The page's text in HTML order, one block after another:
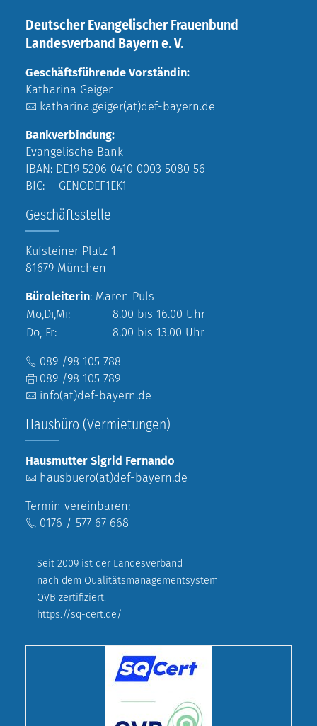
Deutscher Evangelischer Frauenbund
Landesverband Bayern e. V.
Geschäftsführende Vorständin:
Katharina Geiger
katharina.geiger(at)def-bayern.de
Bankverbindung:
Evangelische Bank
IBAN: DE19 5206 0410 0003 5080 56
BIC: GENODEF1EK1
Geschäftsstelle
Kufsteiner Platz 1
81679 München
Büroleiterin: Maren Puls
Mo,Di,Mi:
8.00 bis 16.00 Uhr
Do, Fr:
8.00 bis 13.00 Uhr
089 /98 105 788
089 /98 105 789
info(at)def-bayern.de
Hausbüro (Vermietungen)
Hausmutter Sigrid Fernando
hausbuero(at)def-bayern.de
Termin vereinbaren:
0176 / 577 67 668
Seit 2009 ist der Landesverband
nach dem Qualitätsmanagementsystem
QVB zertifiziert.
https://sq-cert.de/